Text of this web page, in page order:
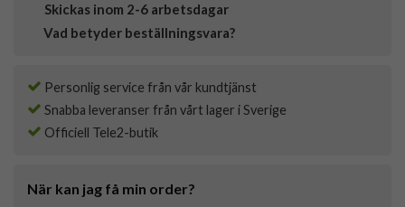
Skickas inom 2-6 arbetsdagar
Vad betyder beställningsvara?
Personlig service från vår kundtjänst
Snabba leveranser från vårt lager i Sverige
Officiell Tele2-butik
När kan jag få min order?